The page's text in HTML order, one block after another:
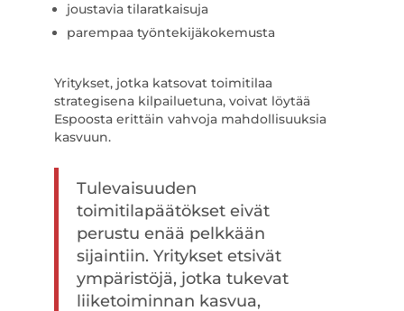
joustavia tilaratkaisuja
parempaa työntekijäkokemusta
Yritykset, jotka katsovat toimitilaa
strategisena kilpailuetuna, voivat löytää
Espoosta erittäin vahvoja mahdollisuuksia
kasvuun.
Tulevaisuuden
toimitilapäätökset eivät
perustu enää pelkkään
sijaintiin. Yritykset etsivät
ympäristöjä, jotka tukevat
liiketoiminnan kasvua,